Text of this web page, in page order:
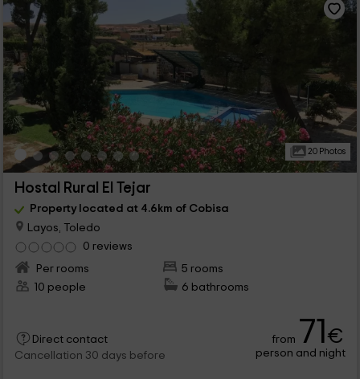
20 Photos
Hostal Rural El Tejar
Property located at 4.6km of Cobisa
Layos, Toledo
0 reviews
Per rooms
5 rooms
10 people
6 bathrooms
Direct contact
Cancellation 30 days before
from 71€
person and night